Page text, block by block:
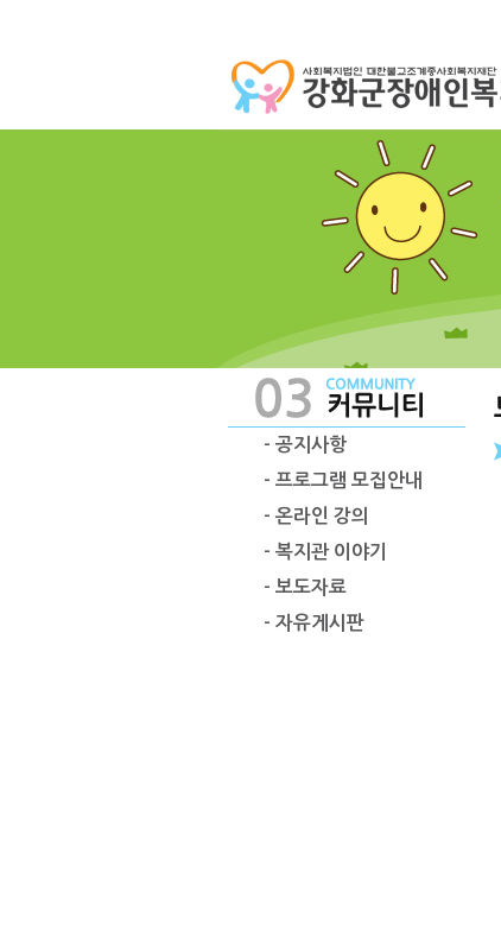
- 공지사항
- 프로그램 모집안내
- 온라인 강의
- 복지관 이야기
- 보도자료
- 자유게시판